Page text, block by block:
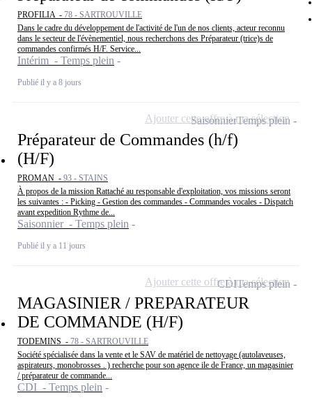
PROFILIA - 78 - SARTROUVILLE
Dans le cadre du développement de l'activité de l'un de nos clients, acteur reconnu
dans le secteur de l'évènementiel, nous recherchons des Préparateur (trice)s de
commandes confirmés H/F. Service...
Intérim - Temps plein
Publié il y a 8 jours
Préparateur de Commandes (h/f)
(H/F)
PROMAN - 93 - STAINS
À propos de la mission Rattaché au responsable d'exploitation, vos missions seront
les suivantes : - Picking - Gestion des commandes - Commandes vocales - Dispatch
avant expedition Rythme de...
Saisonnier - Temps plein
Publié il y a 11 jours
SaisonnierTemps plein
Ajouter cette offre à ma sélection
MAGASINIER / PREPARATEUR
DE COMMANDE (H/F)
TODEMINS - 78 - SARTROUVILLE
Société spécialisée dans la vente et le SAV de matériel de nettoyage (autolaveuses,
aspirateurs, monobrosses . ) recherche pour son agence ile de France, un magasinier
/ préparateur de commande...
CDI - Temps plein
CDITemps plein
Ajouter cette offre à ma sélection